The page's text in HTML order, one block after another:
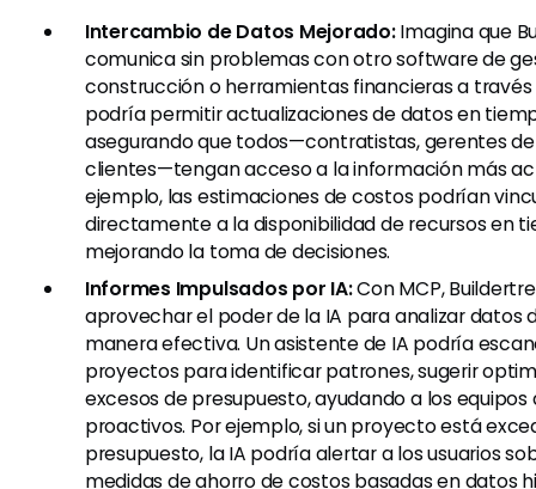
Intercambio de Datos Mejorado:Imagina que
comunica sin problemas con otro software de
construcción o herramientas financieras a través
podría permitir actualizaciones de datos en
asegurando que todos—contratistas, gerentes
clientes—tengan acceso a la información más
ejemplo, las estimaciones de costos podrían
directamente a la disponibilidad de recursos en
mejorando la toma de decisiones.
Informes Impulsados por IA:Con MCP,
aprovechar el poder de la IA para analizar datos
manera efectiva. Un asistente de IA podría
proyectos para identificar patrones, sugerir
excesos de presupuesto, ayudando a los equipos
proactivos. Por ejemplo, si un proyecto está
presupuesto, la IA podría alertar a los usuarios
medidas de ahorro de costos basadas en datos